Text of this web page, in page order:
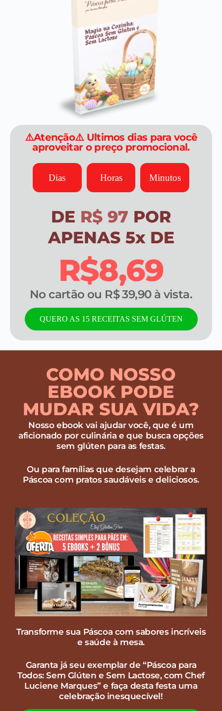
⚠️Atenção⚠️ Ultimos dias para você
aproveitar o preço promocional.
Dias Horas Minutos
DE R$ 97 POR
APENAS 5x DE
R$8,69
No cartão ou R$ 39,90 à vista.
QUERO AS 15 RECEITAS SEM GLÚTEN
COMO NOSSO
EBOOK PODE
MUDAR SUA VIDA?
Nosso ebook vai ajudar você, que é um
aficionado por culinária e que busca opções
sem glúten para as festas.
Ou para famílias que desejam celebrar a
Páscoa com pratos saudáveis e deliciosos.
Transforme sua Páscoa com sabores incríveis
e saúde à mesa.
Garanta já seu exemplar de “Páscoa para
Todos: Sem Glúten e Sem Lactose, com Chef
Luciene Marques” e faça desta festa uma
celebração inesquecível!